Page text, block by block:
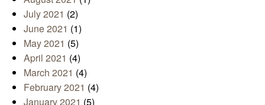
July 2021 (2)
June 2021 (1)
May 2021 (5)
April 2021 (4)
March 2021 (4)
February 2021 (4)
January 2021 (5)